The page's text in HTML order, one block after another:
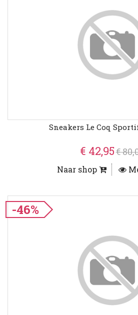
Sneakers Le Coq
€ 42,95€
Naar shop
-46%